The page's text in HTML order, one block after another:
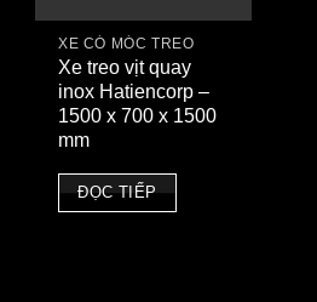
XE CÓ MÓC TREO
Xe treo vịt quay
inox Hatiencorp –
1500 x 700 x 1500
mm
ĐỌC TIẾP